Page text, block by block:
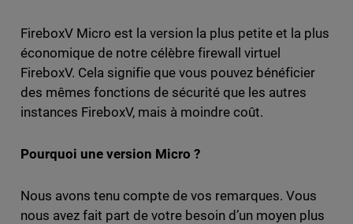
FireboxV Micro est la version la plus petite et la plus
économique de notre célèbre firewall virtuel
FireboxV. Cela signifie que vous pouvez bénéficier
des mêmes fonctions de sécurité que les autres
instances FireboxV, mais à moindre coût.
Pourquoi une version Micro ?
Nous avons tenu compte de vos remarques. Vous
nous avez fait part de votre besoin d’un moyen plus